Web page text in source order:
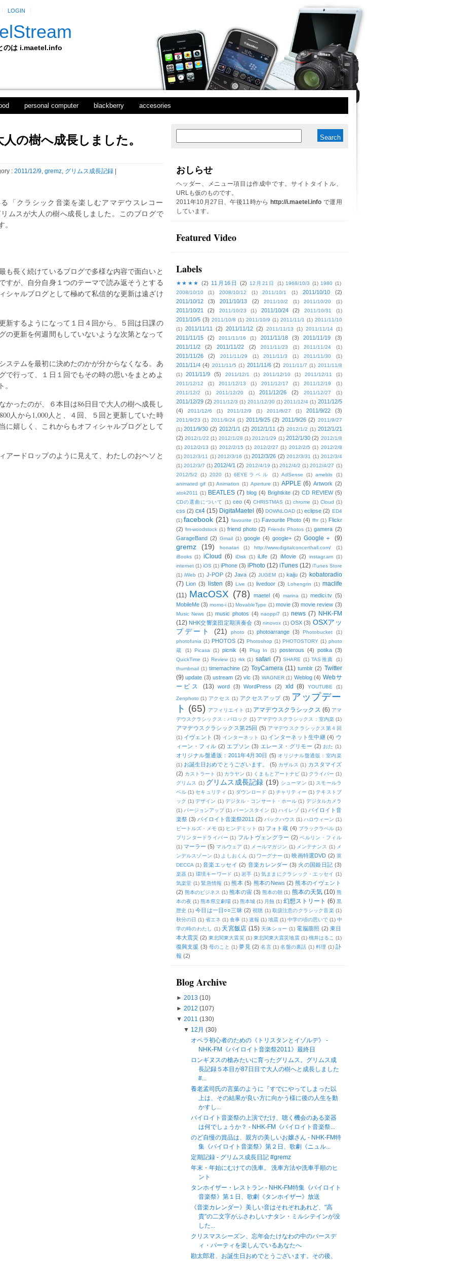
LOGIN
のは i.maetel.info
personal computer blackberry accesories
の樹へ成長しました。
: 2011/12/9, gremz, グリムス成長記録
「クラシック音楽を楽しむアマデウスレコー
ムスが大人の樹へ成長しました。このブログで
も長く続けているブログで多様な内容で面白いと
すが、自分自身１つのテーマで読み返そうとする
シャルブログとして極めて私信的な更新は遠ざけ
新するようになって１日４回から、５回は日課の
の更新を何週間もしていないような次第となって
ステムを最初に決めたのかが分からなくなる。あ
で行って、１日１回でもその時の思いをまとめよ
かったのが、６本目は86日目で大人の樹へ成長し
人から1,000人と、４回、５回と更新していた時
に嬉しく、これからもオフィシャルブログとして
アードロップのように見えて、わたしのおヘソと
おしらせ
ヘッダー、メニュー項目は作成中です。サイトタイトル、
URLも仮のものです。
2011年10月27日、午後11時から http://i.maetel.info で運用
しています。
Featured Video
Labels
★★★★ (2) 11月16日 (2) 12月21日 (1) 1968/10/3 (1) 1980 (1)
2008/10/10
(1) 2008/10/12 (1) 2011/10/1 (1) 2011/10/10
(2)
2011/10/12
(3) 2011/10/13 (2) 2011/10/2 (1) 2011/10/20 (1)
2011/10/21 (2) 2011/10/23 (1) 2011/10/24 (2) 2011/10/31 (1)
2011/10/5 (3) 2011/10/8 (1) 2011/10/9 (1) 2011/11/1 (1) 2011/11/10
(1) 2011/11/11 (2) 2011/11/12 (2) 2011/11/13 (1) 2011/11/14 (1)
2011/11/15 (2) 2011/11/16 (1) 2011/11/18 (3) 2011/11/19
(3)
2011/11/2
(2) 2011/11/22 (2) 2011/11/23 (1) 2011/11/24 (1)
2011/11/26 (2) 2011/11/29 (1) 2011/11/3 (1) 2011/11/30 (1)
2011/11/4 (4) 2011/11/5 (1) 2011/11/6 (2) 2011/11/7 (1) 2011/11/8
(1)
2011/11/9 (5) 2011/12/1 (1) 2011/12/10 (1) 2011/12/11
(1)
2011/12/12
(1) 2011/12/13 (1) 2011/12/17 (1) 2011/12/19
(1)
2011/12/2
(1) 2011/12/20 (1) 2011/12/26 (2) 2011/12/27 (1)
2011/12/29 (2) 2011/12/3 (1) 2011/12/30 (1) 2011/12/4 (1) 2011/12/5
(4)
2011/12/6 (1) 2011/12/9 (1) 2011/6/27 (1) 2011/9/22 (3)
2011/9/23 (1) 2011/9/24 (1) 2011/9/25 (2) 2011/9/26 (2) 2011/9/27
(1) 2011/9/30 (2) 2012/1/1 (2) 2012/1/11 (2) 2012/1/2 (1) 2012/1/21
(2) 2012/1/22 (1) 2012/1/28 (1) 2012/1/29 (1) 2012/1/30 (2) 2012/1/8
(1) 2012/2/13 (1) 2012/2/15 (1) 2012/2/27 (1) 2012/2/5 (1) 2012/2/8
(1) 2012/3/11 (1) 2012/3/16 (1) 2012/3/26 (2) 2012/3/31 (1) 2012/3/4
(1) 2012/3/7 (1) 2012/4/1 (2) 2012/4/19 (1) 2012/4/2 (1) 2012/4/27 (1)
2012/5/2
(1) 2020 (1) 6EYEラベル (1) AdSense (1) ameblo
(1)
animated gif (1) Animation (1) Aperture (1) APPLE (6) Artwork (2)
atok2011 (1) BEATLES (7) blog (4) Brightkite (2) CD REVIEW (5)
CDの選曲について (1) ceo (4) CHRISTMAS (1) chrome (1) Cloud (1)
css (2) cx4 (15) DigitaMaetel (6) DOWNLOAD (1) eclipse (2) ED4
(1) facebook (21) favourite (1) Favourite Photo (4) ffrr (1) Flickr
(2) fm-woodstock (1) friend photo (2) Friends Photos (1) gamera (2)
GarageBand (2) Gmail (1) google (4) google+ (2) Google＋ (9)
gremz (19) honatari (1) http://www.digitalconcerthall.com/
(1)
iBooks (1) iCloud (6) iDisk (1) iLife (2) iMovie (2) instagr.am (1)
internet (1) iOS (1) iPhone (3) iPhoto (12) iTunes (12) iTunes Store
(1) iWeb (1) J-POP (2) Java (2) JUGEM (1) kaiju (2)
kobatoradio
(7) Lion (3) listen (8) Live (1) livedoor (3) Lohengrin (1) maclife
(11) MacOSX (78) maetel (4) marina (1) medici.tv (5)
MobileMe (3) momo-i (1) MovableType (1) movie (3) movie review (3)
Music News (1) music photos (4) naoppi7 (1) news (7) NHK-FM
(12) NHK交響楽団定期演奏会 (3) ninovox (1) OSX (3) OSXアッ
プデート
(21) photo (1) photoarrange (3) Photobucket
(1)
photofunia (1) PHOTOS (2) Photoshop (1) PHOTOSTORY (1) photo
蔵
(1) Picasa (1) picnik (4) Plug In (1) posterous (4) potika (3)
QuickTime (1) Review (1) rkk (1) safari (7) SHARE (1) TAS推薦
(1)
thumbnail (1) timemachine (2) ToyCamera (11) tumblr (2) Twitter
(9) update (3) ustream (2) vlc (3) WAGNER (1) Weblog (4) Webサ
ービス
(13) word (3) WordPress (2) xld (8) YOUTUBE (1)
Zenphoto (1) アクセス (1) アクセスアップ (3) アップデー
ト (65) アフィリエイト (1) アマデウスクラシックス (6) アマ
デウスクラシックス：バロック (1) アマデウスクラシックス：室内楽 (1)
アマデウスクラシックス第25回 (5) アマデウスクラシックス第４回
(1) イヴェント (3) インターネット (1) インターネット生中継 (4) ウ
ィーン・フィル (2) エプソン (3) エレーヌ・グリモー (2) おた (1)
オリジナル盤通販：2011年4月30日 (5) オリジナル盤通販：室内楽
(1) お誕生日おめでとうございます。 (5) カザルス (1) カスタマイズ
(2) カストラート (1) カラヤン (1) くまもとアートナビ (1) クライバー (1)
グリムス (1) グリムス成長記録 (19) シューマン (1) スモールラ
ベル (1) セキュリティ (1) ダウンロード (1) チャリティー (1) テキストブ
ック (1) デザイン (1) デジタル・コンサート・ホール (1) デジタルカメラ
(1) バージョンアップ (1) バーンスタイン (1) ハイレゾ (1) バイロイト音
楽祭 (3) バイロイト音楽祭2011 (2) バックハウス (1) ハロウィーン (1)
ビートルズ・メモ (1) ヒンデミット (1) フォト蔵 (4) ブラックラベル (1)
プリンタードライバー (1) フルトヴェングラー (2) ベルリン・フィル
(1) マーラー (5) マルウェア (1) メールマガジン (1) メンテナンス (1) メ
ンデルスゾーン (1) よしおくん (1) ワーグナー (1) 映画特選DVD (2) 英
DECCA (1) 音楽エッセイ (2) 音楽カレンダー (3) 火の国姫日記 (3)
楽器 (1) 環境キーワード (1) 岩手 (1) 気ままにクラシック・エッセイ (1)
気楽堂 (1) 緊急情報 (1) 熊本 (5) 熊本のNews (2) 熊本のイヴェント
(2) 熊本のビジネス (1) 熊本の宙 (3) 熊本の朝 (1) 熊本の天気 (10) 熊
本の夜 (1) 熊本県立劇場 (1) 熊本城 (1) 月蝕 (1) 幻想ストリート (6) 黒
歴史 (1) 今日は一日○○三昧 (2) 視聴 (1) 取扱注意のクラシック音楽 (1)
秋分の日 (1) 省エネ (1) 食事 (1) 速報 (1) 地震 (1) 中学の頃の思いで (1) 中
学の時のわたし
(1) 天宮飯店 (15) 天体ショー (1) 電脳萠照 (2) 東日
本大震災 (2) 東北関東大震災 (1) 東北関東大震災地震 (1) 桃井はるこ (1)
復興支援 (3) 母のこと (1) 夢見 (2) 名言 (1) 名盤の裏話 (1) 料理 (1) 訃
報 (2)
Blog Archive
► 2013 (10)
► 2012 (107)
▼ 2011 (130)
▼ 12月 (30)
オペラ初心者のための《トリスタンとイゾルデ》 -
NHK-FM《バイロイト音楽祭2011》最終日
ロンギヌスの槍みたいに育ったグリムス。グリムス成
長記録５本目が87日目で大人の樹へと成長しました
#...
養老孟司氏の言葉のように『すでにやってしまった以
上は、その結果が良い方に向かう様に後の人生を動
かすし...
バイロイト音楽祭の上演でだけ、聴く機会のある楽器
は何でしょうか？ - NHK-FM《バイロイト音楽祭...
のど自慢の賞品は、親方の美しいお嬢さん - NHK-FM特
集《バイロイト音楽祭》第２日、歌劇《ニュル...
定期記録 - グリムス成長日記 #gremz
年末・年始にむけての洗車。 洗車方法や洗車手順のヒ
ント
タンホイザー・レストラン - NHK-FM特集《バイロイト
音楽祭》第１日、歌劇《タンホイザー》放送
《音楽カレンダー》美しい音はそれぞれあれど、"高
貴"の二文字がふさわしいナタン・ミルシテインが没
した...
クリスマスシーズン、忘年会たけなわの中のバースデ
ィ・パーティを楽しんでいるあなたへ
勘太郎君、お誕生日おめでとうございます。その後、